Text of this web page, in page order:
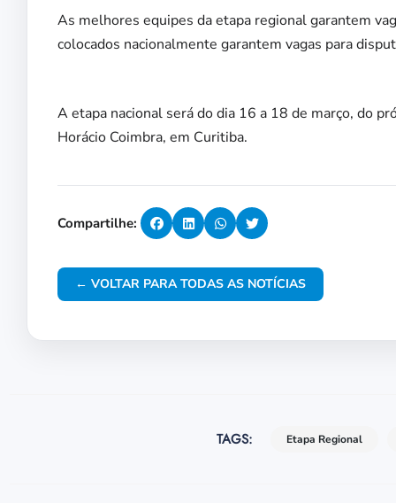
As melhores equipes da etapa regional garantem
colocados nacionalmente garantem vagas para
A etapa nacional será do dia 16 a 18 de março, do
Horácio Coimbra, em Curitiba.
Compartilhe:
← VOLTAR PARA TODAS AS NOTÍCIAS
TAGS: Etapa Regional